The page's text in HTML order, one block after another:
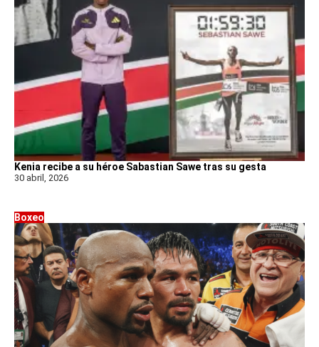
Kenia recibe a su héroe Sabastian Sawe tras su gesta
30 abril, 2026
Boxeo